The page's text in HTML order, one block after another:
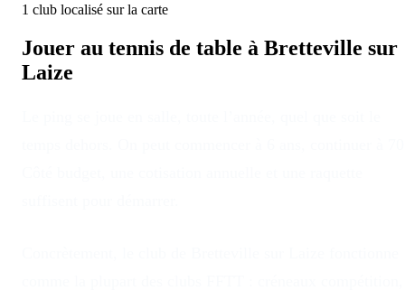
1 club localisé sur la carte
Jouer au tennis de table à Bretteville sur
Laize